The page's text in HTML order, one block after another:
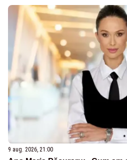
9 aug. 2026, 21:00